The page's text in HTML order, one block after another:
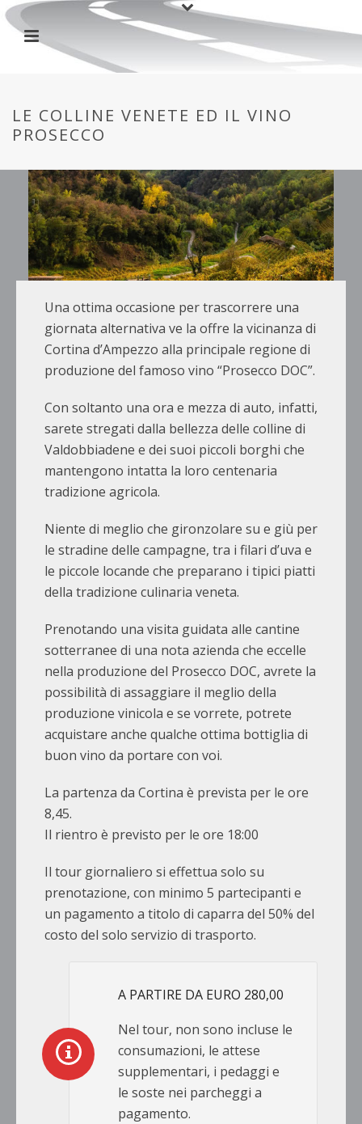
LE COLLINE VENETE ED IL VINO
PROSECCO
Una ottima occasione per trascorrere una
giornata alternativa ve la offre la vicinanza di
Cortina d’Ampezzo alla principale regione di
produzione del famoso vino “Prosecco DOC”.
Con soltanto una ora e mezza di auto, infatti,
sarete stregati dalla bellezza delle colline di
Valdobbiadene e dei suoi piccoli borghi che
mantengono intatta la loro centenaria
tradizione agricola.
Niente di meglio che gironzolare su e giù per
le stradine delle campagne, tra i filari d’uva e
le piccole locande che preparano i tipici piatti
della tradizione culinaria veneta.
Prenotando una visita guidata alle cantine
sotterranee di una nota azienda che eccelle
nella produzione del Prosecco DOC, avrete la
possibilità di assaggiare il meglio della
produzione vinicola e se vorrete, potrete
acquistare anche qualche ottima bottiglia di
buon vino da portare con voi.
La partenza da Cortina è prevista per le ore
8,45.
Il rientro è previsto per le ore 18:00
Il tour giornaliero si effettua solo su
prenotazione, con minimo 5 partecipanti e
un pagamento a titolo di caparra del 50% del
costo del solo servizio di trasporto.
A PARTIRE DA EURO 280,00
Nel tour, non sono incluse le
consumazioni, le attese
supplementari, i pedaggi e
le soste nei parcheggi a
pagamento.